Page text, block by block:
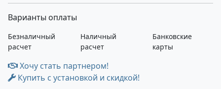
Варианты оплаты
Безналичный
расчет
Наличный
расчет
Банковские
карты
Хочу стать партнером!
Купить с установкой и скидкой!